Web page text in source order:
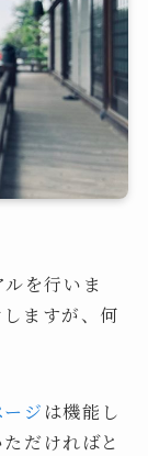
を行いま
ますが、何
ジ は機能し
だければと